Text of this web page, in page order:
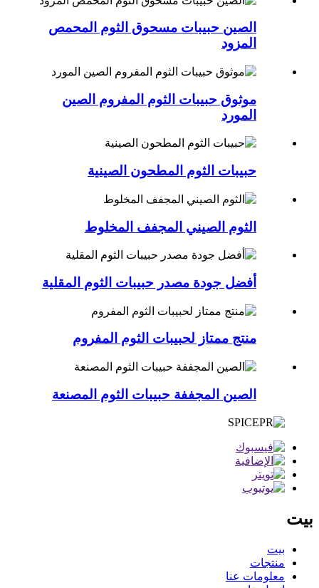
الصين حبيبات مسحوق الثوم المحمص
المزود
موثوق حبيبات الثوم المفروم الصين
المورد
حبيبات الثوم المطحون الصينية
الثوم الصيني المجفف المخلوط
أفضل جودة مصدر حبيبات الثوم المقلية
منتج ممتاز لحبيبات الثوم المفروم
الصين المجففة حبيبات الثوم المصنعة
بيت
بيت
منتجات
معلومات عنا